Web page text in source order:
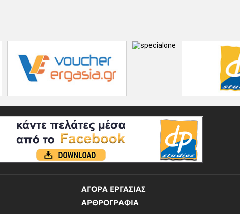
ΑΓΟΡΑ ΕΡΓΑΣΙΑΣ
ΑΡΘΡΟΓΡΑΦΙΑ